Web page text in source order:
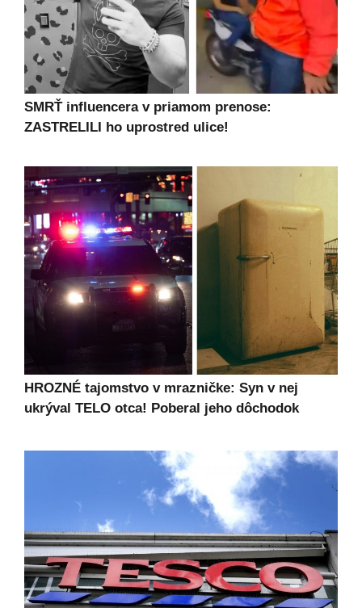
SMRŤ influencera v priamom prenose:
ZASTRELILI ho uprostred ulice!
HROZNÉ tajomstvo v mrazničke: Syn v nej
ukrýval TELO otca! Poberal jeho dôchodok